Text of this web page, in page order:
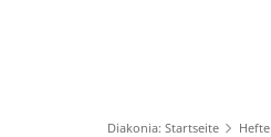
Diakonia: Startseite Hefte